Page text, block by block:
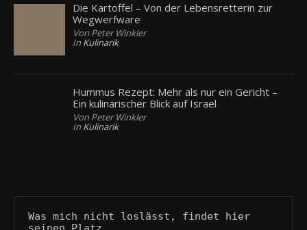
Die Kartoffel – Von der Lebensretterin zur
Wegwerfware
Von Peter Winkler
In Kulinarik
Hummus Rezept: Mehr als nur ein Gericht –
Ein kulinarischer Blick auf Israel
Von Peter Winkler
In Kulinarik
Was mich nicht loslässt, findet hier